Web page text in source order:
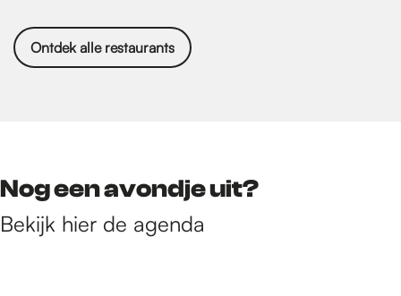
Ontdek alle restaurants
Nog een avondje uit?
Bekijk hier de agenda